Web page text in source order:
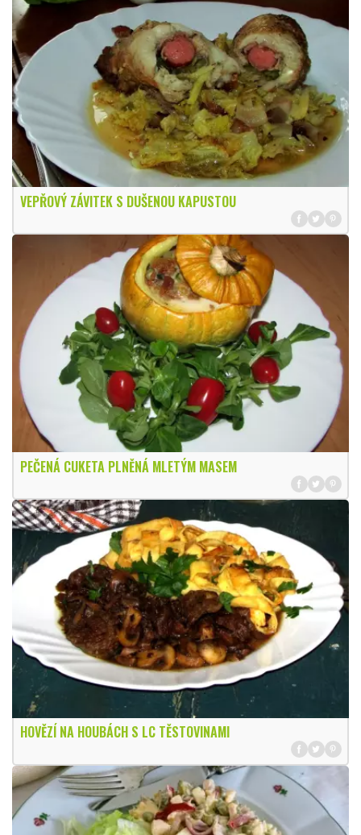
VEPŘOVÝ ZÁVITEK S DUŠENOU KAPUSTOU
PEČENÁ CUKETA PLNĚNÁ MLETÝM MASEM
HOVĚZÍ NA HOUBÁCH S LC TĚSTOVINAMI